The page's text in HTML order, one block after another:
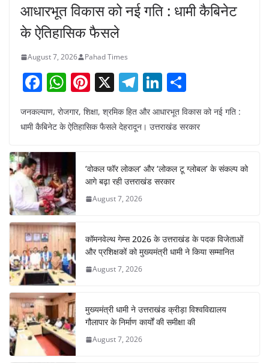
आधारभूत विकास को नई गति : धामी कैबिनेट
के ऐतिहासिक फैसले
August 7, 2026 Pahad Times
F
c
b
o
o
k
W
at
s
A
p
p
Pi
er
st
X T
el
e
a
m
Li
k
dI
n
h
ar
जनकल्याण, रोजगार, शिक्षा, श्रमिक हित और आधारभूत विकास को नई गति :
धामी कैबिनेट के ऐतिहासिक फैसले देहरादून। उत्तराखंड सरकार
‘वोकल फॉर लोकल’ और ‘लोकल टू ग्लोबल’ के संकल्प को
आगे बढ़ा रही उत्तराखंड सरकार
August 7, 2026
कॉमनवेल्थ गेम्स 2026 के उत्तराखंड के पदक विजेताओं
और प्रशिक्षकों को मुख्यमंत्री धामी ने किया सम्मानित
August 7, 2026
मुख्यमंत्री धामी ने उत्तराखंड क्रीड़ा विश्वविद्यालय
गौलापार के निर्माण कार्यों की समीक्षा की
August 7, 2026